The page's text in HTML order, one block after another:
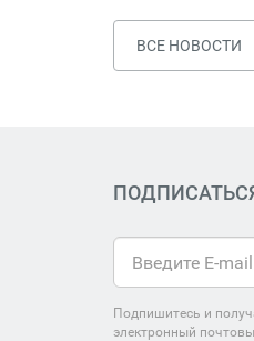
ВСЕ НОВОСТИ
Подпишитесь и
электронный